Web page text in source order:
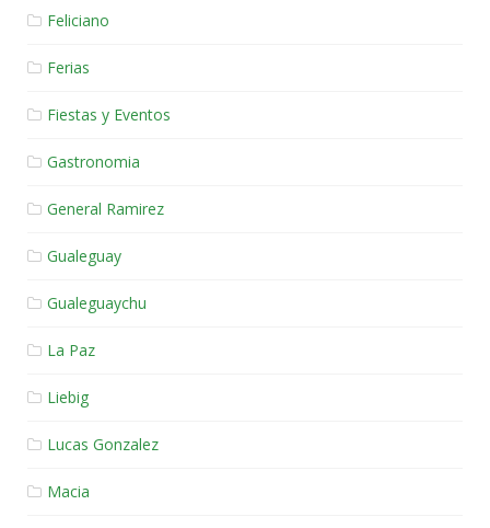
Feliciano
Ferias
Fiestas y Eventos
Gastronomia
General Ramirez
Gualeguay
Gualeguaychu
La Paz
Liebig
Lucas Gonzalez
Macia